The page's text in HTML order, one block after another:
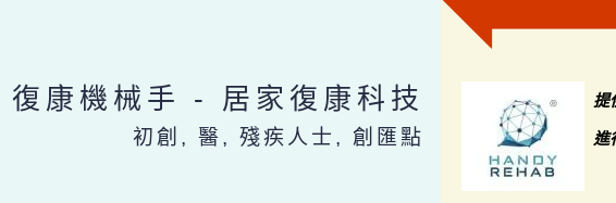
復康機械手 - 居家復康科技
初創, 醫, 殘疾人士, 創匯點
提
進